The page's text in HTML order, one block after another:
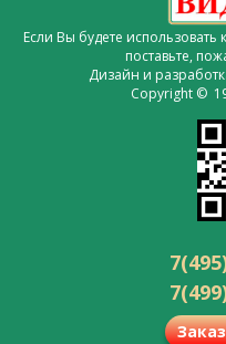
Если Вы будете
поставьте,
Дизайн и
Copyright ©